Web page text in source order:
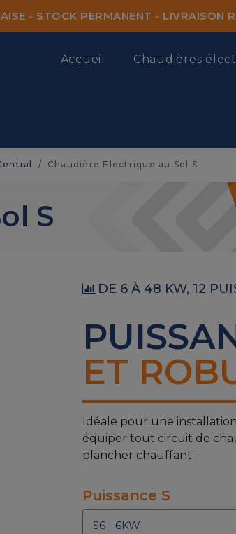
- STOCK PERMANENT - LIVRAISON
Accueil Chaudières
Chaudière Electrique au Sol S
S
DE 6 À 48 KW, 12
ET
Idéale pour une
équiper tout circuit de
plancher chauffant.
Puissance S